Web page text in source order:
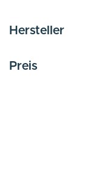
Hersteller
Preis